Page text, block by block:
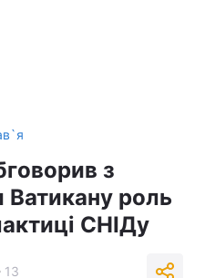
з
Ватикану роль
СНІДу
13